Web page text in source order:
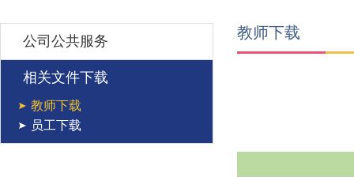
公司公共服务
相关文件下载
教师下载
员工下载
教师下载